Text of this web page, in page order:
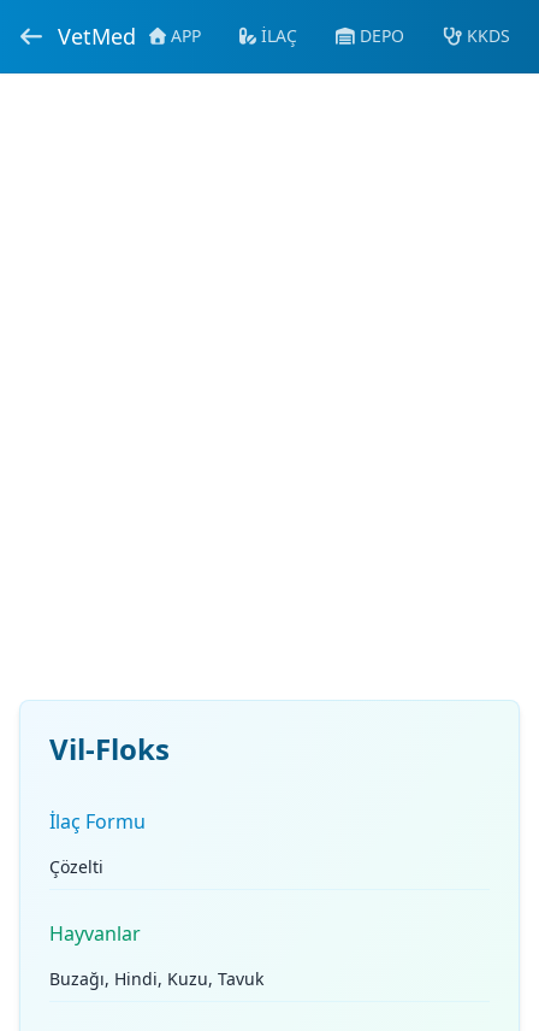
VetMed APP İLAÇ DEPO KKDS
Vil-Floks
İlaç Formu
Çözelti
Hayvanlar
Buzağı, Hindi, Kuzu, Tavuk